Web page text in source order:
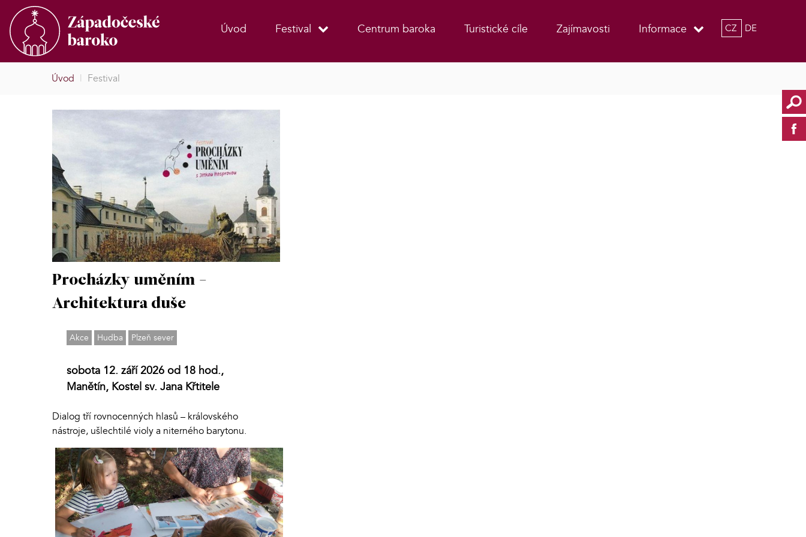
Úvod Festival Centrum baroka Turistické cíle Zajímavosti Informace CZ DE
Úvod | Festival
Procházky uměním -
Architektura duše
Akce Hudba Plzeň sever
sobota 12. září 2026 od 18 hod.,
Manětín, Kostel sv. Jana Křtitele
Dialog tří rovnocenných hlasů – královského
nástroje, ušlechtilé violy a niterného barytonu.